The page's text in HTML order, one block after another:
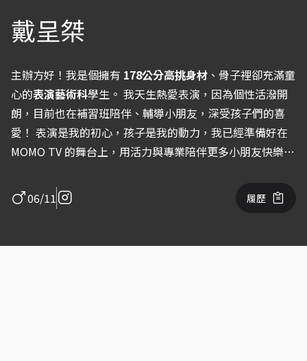
戴呈桀
主辦方好！我是個擁有 178公分高挑身材 、骨子裡卻充滿童
心的表演藝術科學生。 我天生熱愛表演，因為個性活潑開
朗，目前也在補習班陪伴、輔導小朋友，深受孩子們的喜
愛！ 表演是我的初心，孩子是我的動力，我已經準備好在
MOMO TV 的舞台上，用活力與專業陪伴更多小朋友快樂長
06/11
履歷